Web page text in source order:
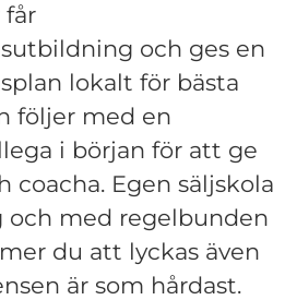
får
och ges en
lokalt för bästa
följer med en
i början för att ge
coacha. Egen säljskola
och med regelbunden
du att lyckas även
är som hårdast.